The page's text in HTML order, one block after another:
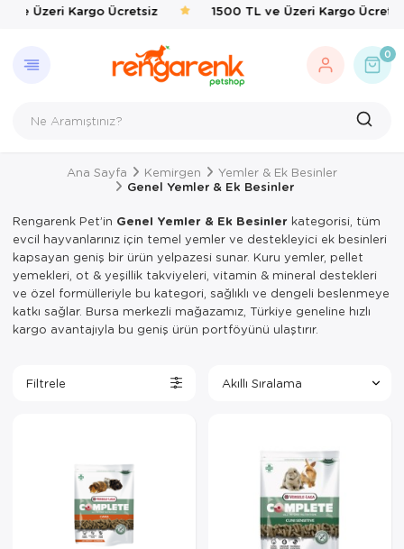
ve Üzeri Kargo Ücretsiz 1500 TL ve Üzeri Kargo Ücretsiz
0
GERI DÖN
Kedi
KEDI
Kedi Taşıma
Kedi Kumları
Kedi
Kedi
KÖPEK
Kedi
Köpek
Köpek
Köpek
KUŞ
Kafes & Yuva
Yem & Kraker
Evcil Hayvan
EVCIL
Kedi Mama &
BALIK
Balık Yemleri
Kaplumbağa
Yemler & Ek
Kemirgen
Bakım &
Çevre
ÇEVRE
Haşere
Ana Sayfa Kemirgen Yemler & Ek Besinler
Genel Yemler & Ek Besinler
Rengarenk Pet’in Genel Yemler & Ek Besinler kategorisi, tüm
evcil hayvanlarınız için temel yemler ve destekleyici ek besinleri
kapsayan geniş bir ürün yelpazesi sunar. Kuru yemler, pellet
yemekleri, ot & yeşillik takviyeleri, vitamin & mineral destekleri
ve özel formülleriyle bu kategori, sağlıklı ve dengeli beslenmeye
katkı sağlar. Bursa merkezli mağazamız, Türkiye geneline hızlı
kargo avantajıyla bu geniş ürün portföyünü ulaştırır.
Filtrele